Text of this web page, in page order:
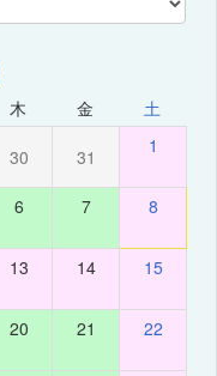
木 金 土
30 31 1
6 7 8
13 14 15
20 21 22